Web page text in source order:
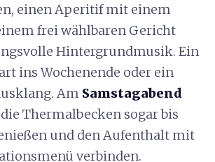
einen Aperitif mit einem
frei wählbaren Gericht
Hintergrundmusik. Ein
ins Wochenende oder ein
Am Samstagabend
Thermalbecken sogar bis
und den Aufenthalt mit
verbinden.